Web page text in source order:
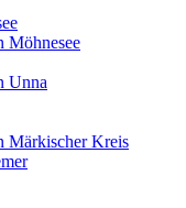
Möhnesee
Unna
Märkischer Kreis